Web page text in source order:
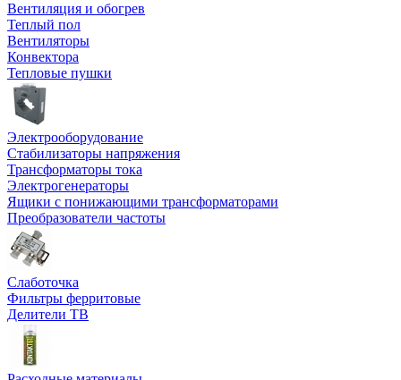
Вентиляция и обогрев
Теплый пол
Вентиляторы
Конвектора
Тепловые пушки
Электрооборудование
Стабилизаторы напряжения
Трансформаторы тока
Электрогенераторы
Ящики с понижающими трансформаторами
Преобразователи частоты
Слаботочка
Фильтры ферритовые
Делители ТВ